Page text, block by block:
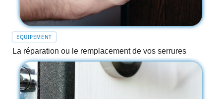
EQUIPEMENT
La réparation ou le remplacement de vos serrures